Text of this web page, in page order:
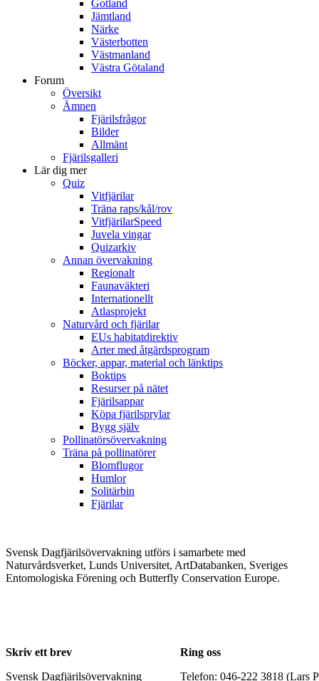
Gotland
Jämtland
Närke
Västerbotten
Västmanland
Västra Götaland
Forum
Översikt
Ämnen
Fjärilsfrågor
Bilder
Allmänt
Fjärilsgalleri
Lär dig mer
Quiz
Vitfjärilar
Träna raps/kål/rov
VitfjärilarSpeed
Juvela vingar
Quizarkiv
Annan övervakning
Regionalt
Faunaväkteri
Internationellt
Atlasprojekt
Naturvård och fjärilar
EUs habitatdirektiv
Arter med åtgärdsprogram
Böcker, appar, material och länktips
Boktips
Resurser på nätet
Fjärilsappar
Köpa fjärilsprylar
Bygg själv
Pollinatörsövervakning
Träna på pollinatörer
Blomflugor
Humlor
Solitärbin
Fjärilar
Svensk Dagfjärilsövervakning utförs i samarbete med
Naturvårdsverket, Lunds Universitet, ArtDatabanken, Sveriges
Entomologiska Förening och Butterfly Conservation Europe.
Skriv ett brev
Svensk Dagfjärilsövervakning
Ring oss
Telefon: 046-222 3818 (Lars